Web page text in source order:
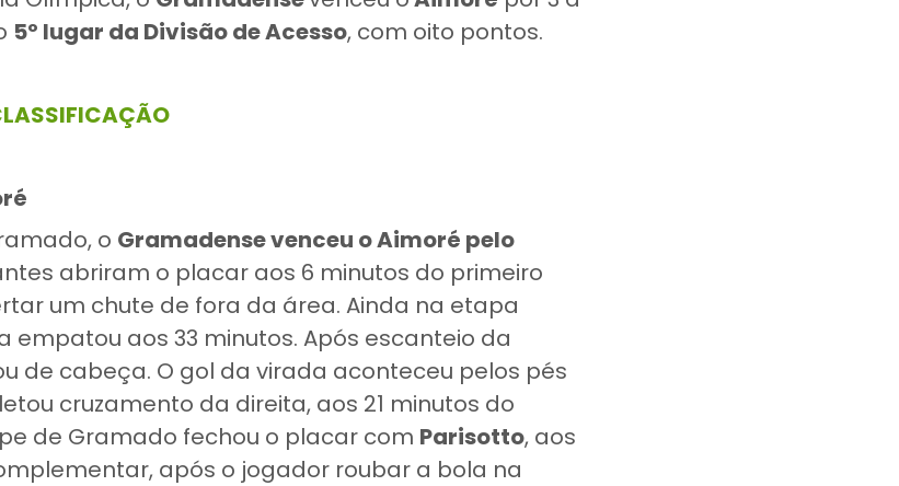
5º lugar da Divisão de Acesso, com oito pontos.
o Gramadense venceu o Aimoré pelo
abriram o placar aos 6 minutos do primeiro
um chute de fora da área. Ainda na etapa
empatou aos 33 minutos. Após escanteio da
de cabeça. O gol da virada aconteceu pelos pés
cruzamento da direita, aos 21 minutos do
de Gramado fechou o placar com Parisotto, aos
após o jogador roubar a bola na